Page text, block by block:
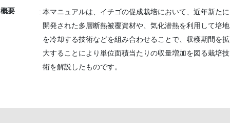
概要
本マニュアルは、イチゴの促成栽培において、近年新たに
開発された多層断熱被覆資材や、気化潜熱を利用して培地
を冷却する技術などを組み合わせることで、収穫期間を拡
大することにより単位面積当たりの収量増加を図る栽培技
術を解説したものです。